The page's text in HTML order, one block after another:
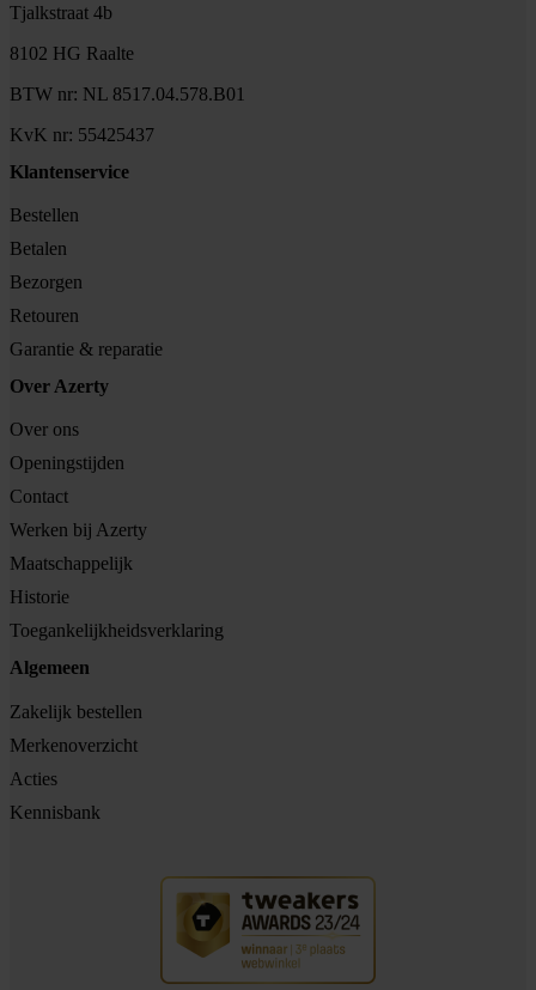
Tjalkstraat 4b
8102 HG Raalte
BTW nr: NL 8517.04.578.B01
KvK nr: 55425437
Klantenservice
Bestellen
Betalen
Bezorgen
Retouren
Garantie & reparatie
Over Azerty
Over ons
Openingstijden
Contact
Werken bij Azerty
Maatschappelijk
Historie
Toegankelijkheidsverklaring
Algemeen
Zakelijk bestellen
Merkenoverzicht
Acties
Kennisbank